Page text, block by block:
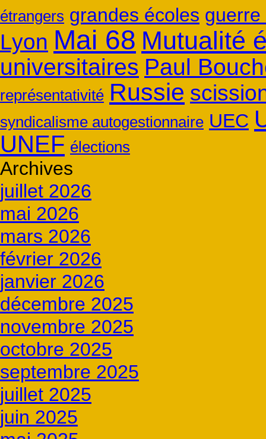
étrangers grandes écoles guerre
Lyon Mai 68 Mutualité
universitaires Paul
représentativité Russie
syndicalisme autogestionnaire UEC
UNEF élections
Archives
juillet 2026
mai 2026
mars 2026
février 2026
janvier 2026
décembre 2025
novembre 2025
octobre 2025
septembre 2025
juillet 2025
juin 2025